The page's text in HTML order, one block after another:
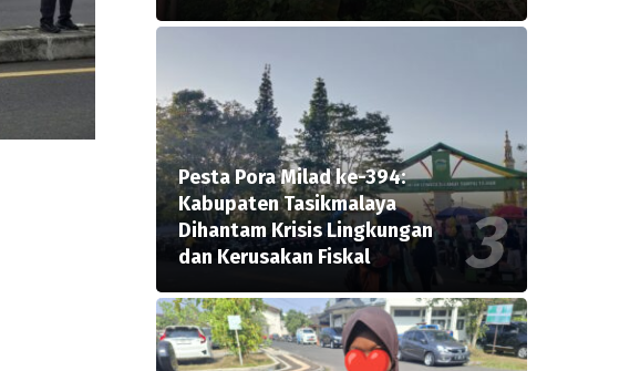
Pesta Pora Milad ke-394:
Kabupaten Tasikmalaya
Dihantam Krisis Lingkungan
dan Kerusakan Fiskal